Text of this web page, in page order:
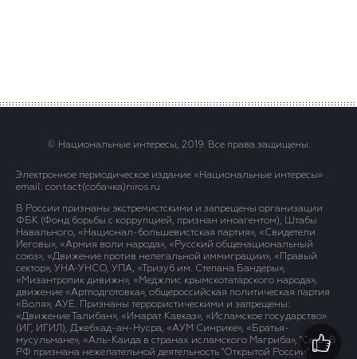
© Национальные интересы, 2019. Все права защищены.
Электронное периодическое издание «Национальные интересы» .
email: contact(сoбaчка)niros.ru
В России признаны экстремистскими и запрещены организации
ФБК (Фонд борьбы с коррупцией, признан иноагентом), Штабы
Навального, «Национал-большевистская партия», «Свидетели
Иеговы», «Армия воли народа», «Русский общенациональный
союз», «Движение против нелегальной иммиграции», «Правый
сектор», УНА-УНСО, УПА, «Тризуб им. Степана Бандеры»,
«Мизантропик дивижн», «Меджлис крымскотатарского народа»,
движение «Артподготовка», общероссийская политическая партия
«Воля», АУЕ. Признаны террористическими и запрещены:
«Движение Талибан», «Имарат Кавказ», «Исламское государство»
(ИГ, ИГИЛ), Джебхад-ан-Нусра, «АУМ Синрике», «Братья-
мусульмане», «Аль-Каида в странах исламского Магриба», "Сеть". В
РФ признана нежелательной деятельность "Открытой России".